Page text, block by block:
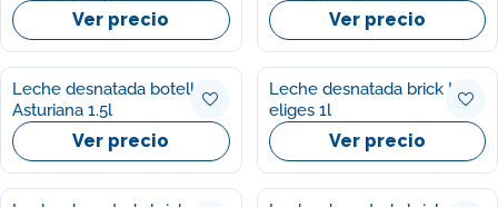
Ver precio Ver precio
Leche desnatada botella
Asturiana 1.5l
Ver precio
Leche desnatada brick Ifa
eliges 1l
Ver precio